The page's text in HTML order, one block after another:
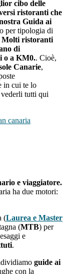
cibo delle
ristoranti che
Guida ai
per tipologia di
Molti ristoranti
di
o a KM0.. Cioè,
Canarie,
in cui te lo
tutti qui
e viaggiatore.
ha due motori:
(Laurea e Master
(MTB) per
e
.
guide ai
con la